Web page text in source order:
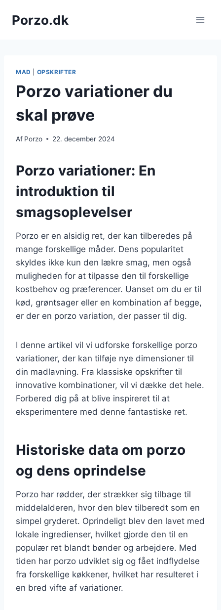
Porzo.dk
MAD OPSKRIFTER
Porzo variationer du
skal prøve
Af Porzo 22. december 2024
Porzo variationer: En
introduktion til
smagsoplevelser
Porzo er en alsidig ret, der kan tilberedes på
mange forskellige måder. Dens popularitet
skyldes ikke kun den lækre smag, men også
muligheden for at tilpasse den til forskellige
kostbehov og præferencer. Uanset om du er til
kød, grøntsager eller en kombination af begge,
er der en porzo variation, der passer til dig.
I denne artikel vil vi udforske forskellige porzo
variationer, der kan tilføje nye dimensioner til
din madlavning. Fra klassiske opskrifter til
innovative kombinationer, vil vi dække det hele.
Forbered dig på at blive inspireret til at
eksperimentere med denne fantastiske ret.
Historiske data om porzo
og dens oprindelse
Porzo har rødder, der strækker sig tilbage til
middelalderen, hvor den blev tilberedt som en
simpel gryderet. Oprindeligt blev den lavet med
lokale ingredienser, hvilket gjorde den til en
populær ret blandt bønder og arbejdere. Med
tiden har porzo udviklet sig og fået indflydelse
fra forskellige køkkener, hvilket har resulteret i
en bred vifte af variationer.